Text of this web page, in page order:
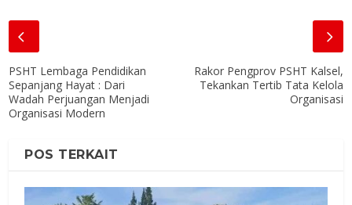
PSHT Lembaga Pendidikan
Sepanjang Hayat : Dari
Wadah Perjuangan Menjadi
Organisasi Modern
Rakor Pengprov PSHT Kalsel,
Tekankan Tertib Tata Kelola
Organisasi
POS TERKAIT